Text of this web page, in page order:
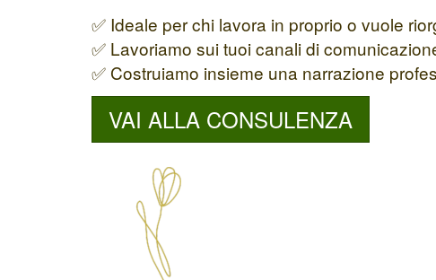
✅ Ideale per chi lavora in proprio o vuole
✅ Lavoriamo sui tuoi canali di
✅ Costruiamo insieme una narrazione
VAI ALLA CONSULENZA